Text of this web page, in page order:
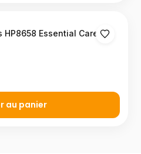
Essential Care
au panier